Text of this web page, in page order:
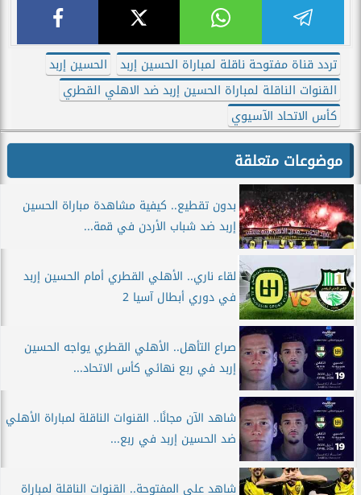
تردد قناة مفتوحة ناقلة لمباراة الحسين إربد
الحسين إربد
القنوات الناقلة لمباراة الحسين إربد ضد الاهلي القطري
كأس الاتحاد الآسيوي
موضوعات متعلقة
بدون تقطيع.. كيفية مشاهدة مباراة الحسين
إربد ضد شباب الأردن في قمة...
لقاء ناري.. الأهلي القطري أمام الحسين إربد
في دوري أبطال آسيا 2
صراع التأهل.. الأهلي القطري يواجه الحسين
إربد في ربع نهائي كأس الاتحاد...
شاهد الآن مجانًا.. القنوات الناقلة لمباراة الأهلي
ضد الحسين إربد في ربع...
شاهد علي المفتوحة.. القنوات الناقلة لمباراة